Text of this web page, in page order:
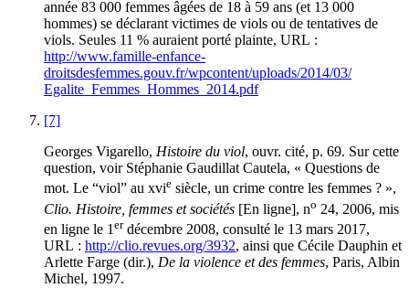
année 83 000 femmes âgées de 18 à 59 ans (et 13 000
hommes) se déclarant victimes de viols ou de tentatives de
viols. Seules 11 % auraient porté plainte, URL :
http://www.famille-enfance-
droitsdesfemmes.gouv.fr/wpcontent/uploads/2014/03/​
Egalite_Femmes_Hommes_2014.pdf
[7]
Georges Vigarello, Histoire du viol, ouvr. cité, p. 69. Sur cette
question, voir Stéphanie Gaudillat Cautela, « Questions de
mot. Le “viol” au xvie siècle, un crime contre les femmes ? »,
Clio. Histoire, femmes et sociétés [En ligne], no 24, 2006, mis
en ligne le 1 erdécembre 2008, consulté le 13 mars 2017,
URL : http://clio.revues.org/3932, ainsi que Cécile Dauphin et
Arlette Farge (dir.), De la violence et des femmes, Paris, Albin
Michel, 1997.